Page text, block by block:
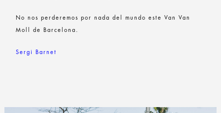
No nos perderemos por nada del mundo este Van Van
Moll de Barcelona.
Sergi Barnet